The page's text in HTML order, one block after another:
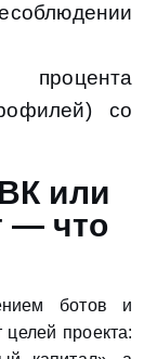
процента
со
или
— что
ботов и
проекта: